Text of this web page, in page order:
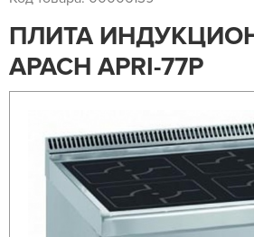
ПЛИТА
APACH APRI-77P